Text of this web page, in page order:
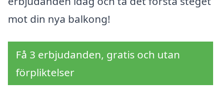
mot din nya balkong!
Få 3 erbjudanden, gratis och utan
förpliktelser